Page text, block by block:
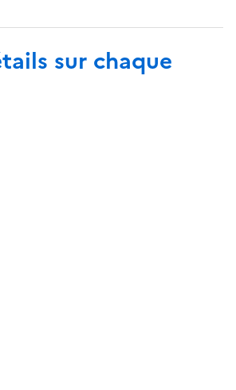
sur chaque